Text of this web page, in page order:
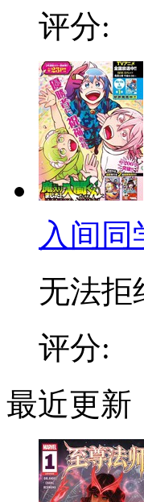
评分:
入间同
无法拒
评分:
最近更新